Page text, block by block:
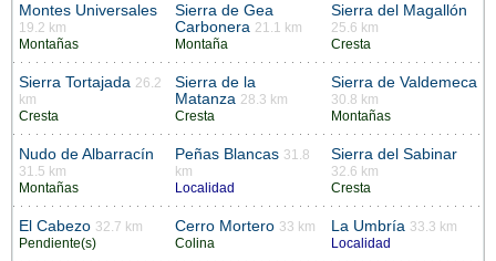
Montes Universales
19.2 km
Montañas
Sierra de Gea
Carbonera 21.1 km
Montaña
Sierra del Magallón
25.6 km
Cresta
Sierra Tortajada 26.2
km
Cresta
Sierra de la
Matanza 28.3 km
Cresta
Sierra de Valdemeca
30.8 km
Montañas
Nudo de Albarracín
31.5 km
Montañas
Peñas Blancas 31.8
km
Localidad
Sierra del Sabinar
32.6 km
Cresta
El Cabezo 32.7 km
Pendiente(s)
Cerro Mortero 33 km
Colina
La Umbría 33.3 km
Localidad